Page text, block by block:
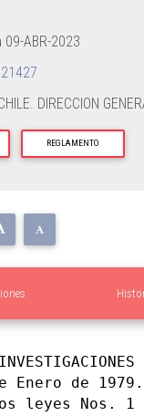
09-ABR-2023
DIRECCION
REGLAMENTO
Enero de
leyes Nos. 1